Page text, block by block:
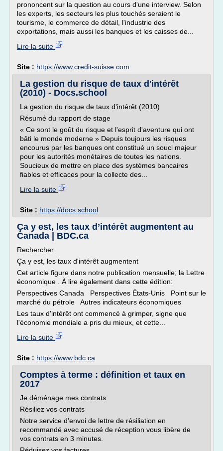
prononcent sur la question au cours d'une interview. Selon
les experts, les secteurs les plus touchés seraient le
tourisme, le commerce de détail, l'industrie des
exportations, mais aussi les banques et les caisses de...
Lire la suite
Site : https://www.credit-suisse.com
La gestion du risque de taux d'intérêt
(2010) - Docs.school
La gestion du risque de taux d'intérêt (2010)
Résumé du rapport de stage
« Ce sont le goût du risque et l'esprit d'aventure qui ont
bâti le monde moderne » Depuis toujours les risques
encourus par les banques ont constitué un souci majeur
pour les autorités monétaires de toutes les nations.
Soucieux de mettre en place des systèmes bancaires
fiables et efficaces pour la collecte des...
Lire la suite
Site : https://docs.school
Ça y est, les taux d’intérêt augmentent au
Canada | BDC.ca
Rechercher
Ça y est, les taux d'intérêt augmentent
Cet article figure dans notre publication mensuelle; la Lettre
économique . À lire également dans cette édition:
Perspectives Canada Perspectives États-Unis Point sur le
marché du pétrole Autres indicateurs économiques
Les taux d'intérêt ont commencé à grimper, signe que
l'économie mondiale a pris du mieux, et cette...
Lire la suite
Site : https://www.bdc.ca
Comptes à terme : définition et taux en
2017
Je déménage mes contrats
Résiliez vos contrats
Notre service d'envoi de lettre de résiliation en
recommandé avec accusé de réception vous libère de
vos contrats en 3 minutes.